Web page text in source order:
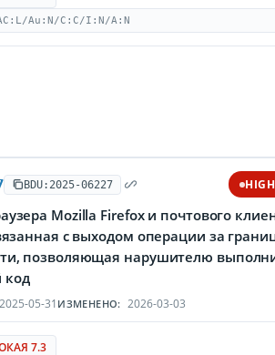
Au:N/C:C/I:N/A:N
BDU:2025-06227 HIGH
Mozilla Firefox и почтового
с выходом операции за
позволяющая нарушителю
код
2025-05-31 ИЗМЕНЕНО: 2026-03-03
7.3